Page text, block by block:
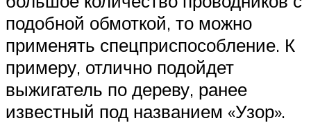
подобной обмоткой, то можно
применять спецприспособление. К
примеру, отлично подойдет
выжигатель по дереву, ранее
известный под названием «Узор».